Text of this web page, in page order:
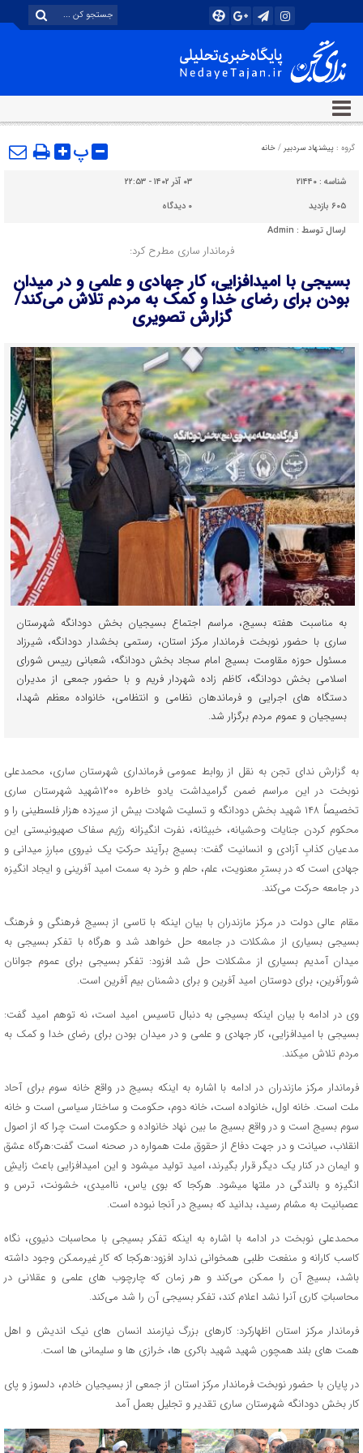
گروه : پیشنهاد سردبیر / خانه پ
شناسه : ۲۱۴۴۰
۰۳ آذر ۱۴۰۲ - ۲۲:۵۳
۶۰۵ بازدید
۰ دیدگاه
ارسال توسط : Admin
فرماندار ساری مطرح کرد:
بسیجی با امیدافزایی، کار جهادی و علمی و در میدان
بودن برای رضای خدا و کمک به مردم تلاش می‌کند/
گزارش تصویری
به مناسبت هفته بسیج، مراسم اجتماع بسیجیان بخش دودانگه شهرستان
ساری با حضور نوبخت فرماندار مرکز استان، رستمی بخشدار دودانگه، شیرزاد
مسئول حوزه مقاومت بسیج امام سجاد بخش دودانگه، شعبانی رییس شورای
اسلامی بخش دودانگه، کاظم زاده شهردار فریم و با حضور جمعی از مدیران
دستگاه های اجرایی و فرماندهان نظامی و انتظامی، خانواده معظم شهدا،
بسیجیان و عموم مردم برگزار شد. ‎
به گزارش ندای تجن به نقل از روابط عمومی فرمانداری شهرستان ساری، محمدعلی
نوبخت در این مراسم ضمن گرامیداشت یادو خاطره ۱۲۰۰شهید شهرستان ساری
تخصیصاً ۱۴۸ شهید بخش دودانگه و تسلیت شهادت بیش از سیزده هزار فلسطینی را و
محکوم کردن جنایات وحشیانه، خبیثانه، نفرت انگیزانه رژیم سفاک صهیونیستی این
مدعیان کذابِ آزادی و انسانیت گفت: بسیج برآیند حرکتِ یک نیروی مبارزِ میدانی و
جهادی است که در بسترِ معنویت، علم، حلم و خرد به سمت امید آفرینی و ایجاد انگیزه
در جامعه حرکت می‌کند.
مقام عالی دولت در مرکز مازندران با بیان اینکه با تاسی از بسیج فرهنگی و فرهنگ
بسیجی بسیاری از مشکلات در جامعه حل خواهد شد و هرگاه با تفکر بسیجی به
میدان آمدیم بسیاری از مشکلات حل شد افزود: تفکر بسیجی برای عموم جوانان
شورآفرین، برای دوستان امید آفرین و برای دشمنان بیم آفرین است.
وی در ادامه با بیان اینکه بسیجی به دنبال تاسیس امید است، نه توهم امید گفت:
بسیجی با امیدافزایی، کار جهادی و علمی و در میدان بودن برای رضای خدا و کمک به
مردم تلاش میکند.
فرماندار مرکز مازندران در ادامه با اشاره به اینکه بسیج در واقع خانه سوم برای آحاد
ملت است. خانه اول، خانواده است، خانه دوم، حکومت و ساختار سیاسی است و خانه
سوم بسیج است و در واقع بسیج ما بین نهاد خانواده و حکومت است چرا که از اصول
انقلاب، صیانت و در جهت دفاع از حقوق ملت همواره در صحنه است گفت:هرگاه عشق
و ایمان در کنار یک دیگر قرار بگیرند، امید تولید میشود و این امیدافزایی باعث زایشِ
انگیزه و بالندگی در ملتها میشود. هرکجا که بوی یاس، ناامیدی، خشونت، ترس و
عصبانیت به مشام رسید، بدانید که بسیج در آنجا نبوده است.
محمدعلی نوبخت در ادامه با اشاره به اینکه تفکر بسیجی با محاسبات دنیوی، نگاه
کاسب کارانه و منفعت طلبی همخوانی ندارد افزود:هرکجا که کارِ غیرممکن وجود داشته
باشد، بسیج آن را ممکن می‌کند و هر زمان که چارچوب های علمی و عقلانی در
محاسباتِ کاری آنرا نشد اعلام کند، تفکر بسیجی آن را شد می‌کند.
فرماندار مرکز استان اظهارکرد: کارهای بزرگ نیازمند انسان های نیک اندیش و اهل
همت های بلند همچون شهید شهید باکری ها، خرازی ها و سلیمانی ها است.
در پایان با حضور نوبخت فرماندار مرکز استان از جمعی از بسیجیان خادم، دلسوز و پای
کار بخش دودانگه شهرستان ساری تقدیر و تجلیل بعمل آمد